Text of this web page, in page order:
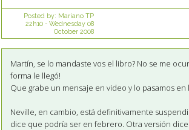
Posted by: Mariano TP
22h10- Wednesday 08
October 2008
Martín, se lo mandaste vos el libro? No se me
forma le llegó!
Que grabe un mensaje en video y lo pasamos en
Neville, en cambio, está definitivamente
dice que podría ser en febrero. Otra versión